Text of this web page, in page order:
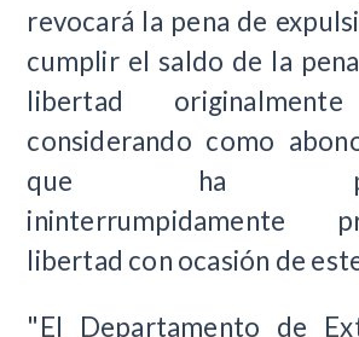
revocará la pena de
cumplir el saldo de la
libertad
considerando como
que ha
ininterrumpidamente
libertad con ocasión de
"El Departamento de